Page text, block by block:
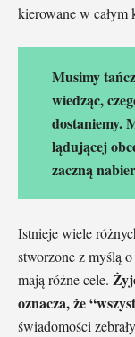
kierowane w całym
Musimy
wiedząc,
dostaniemy.
lądującej
zaczną
Istnieje wiele
stworzone z myślą
mają różne cele.
oznacza, że
świadomości